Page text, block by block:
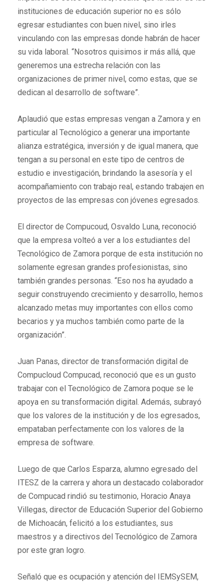
instituciones de educación superior no es sólo
egresar estudiantes con buen nivel, sino irles
vinculando con las empresas donde habrán de hacer
su vida laboral. “Nosotros quisimos ir más allá, que
generemos una estrecha relación con las
organizaciones de primer nivel, como estas, que se
dedican al desarrollo de software”.
Aplaudió que estas empresas vengan a Zamora y en
particular al Tecnológico a generar una importante
alianza estratégica, inversión y de igual manera, que
tengan a su personal en este tipo de centros de
estudio e investigación, brindando la asesoría y el
acompañamiento con trabajo real, estando trabajen en
proyectos de las empresas con jóvenes egresados.
El director de Compucoud, Osvaldo Luna, reconoció
que la empresa volteó a ver a los estudiantes del
Tecnológico de Zamora porque de esta institución no
solamente egresan grandes profesionistas, sino
también grandes personas. “Eso nos ha ayudado a
seguir construyendo crecimiento y desarrollo, hemos
alcanzado metas muy importantes con ellos como
becarios y ya muchos también como parte de la
organización”.
Juan Panas, director de transformación digital de
Compucloud Compucad, reconoció que es un gusto
trabajar con el Tecnológico de Zamora poque se le
apoya en su transformación digital. Además, subrayó
que los valores de la institución y de los egresados,
empataban perfectamente con los valores de la
empresa de software.
Luego de que Carlos Esparza, alumno egresado del
ITESZ de la carrera y ahora un destacado colaborador
de Compucad rindió su testimonio, Horacio Anaya
Villegas, director de Educación Superior del Gobierno
de Michoacán, felicitó a los estudiantes, sus
maestros y a directivos del Tecnológico de Zamora
por este gran logro.
Señaló que es ocupación y atención del IEMSySEM,